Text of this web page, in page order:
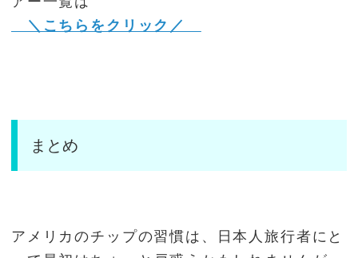
＼こちらをクリック／
まとめ
アメリカのチップの習慣は、日本人旅行者にと